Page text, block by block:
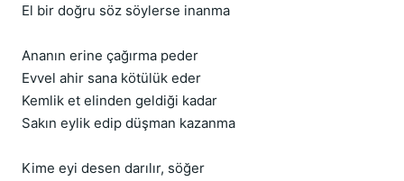
El bir doğru söz söylerse inanma
Ananın erine çağırma peder
Evvel ahir sana kötülük eder
Kemlik et elinden geldiği kadar
Sakın eylik edip düşman kazanma
Kime eyi desen darılır, söğer